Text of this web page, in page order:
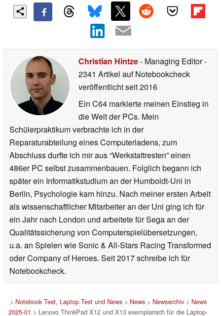
Christian Hintze- Managing Editor-
2341 Artikel auf Notebookcheck
veröffentlichtseit 2016
Ein C64 markierte meinen Einstieg in
die Welt der PCs. Mein
Schülerpraktikum verbrachte ich in der
Reparaturabteilung eines Computerladens, zum
Abschluss durfte ich mir aus “Werkstattresten” einen
486er PC selbst zusammenbauen. Folglich begann ich
später ein Informatikstudium an der Humboldt-Uni in
Berlin, Psychologie kam hinzu. Nach meiner ersten Arbeit
als wissenschaftlicher Mitarbeiter an der Uni ging ich für
ein Jahr nach London und arbeitete für Sega an der
Qualitätssicherung von Computerspielübersetzungen,
u.a. an Spielen wie Sonic & All-Stars Racing Transformed
oder Company of Heroes. Seit 2017 schreibe ich für
Notebookcheck.
> Notebook Test, Laptop Test und News> News> Newsarchiv> News
2025-01 > Lenovo ThinkPad X12 und X13 exemplarisch für die Laptop-